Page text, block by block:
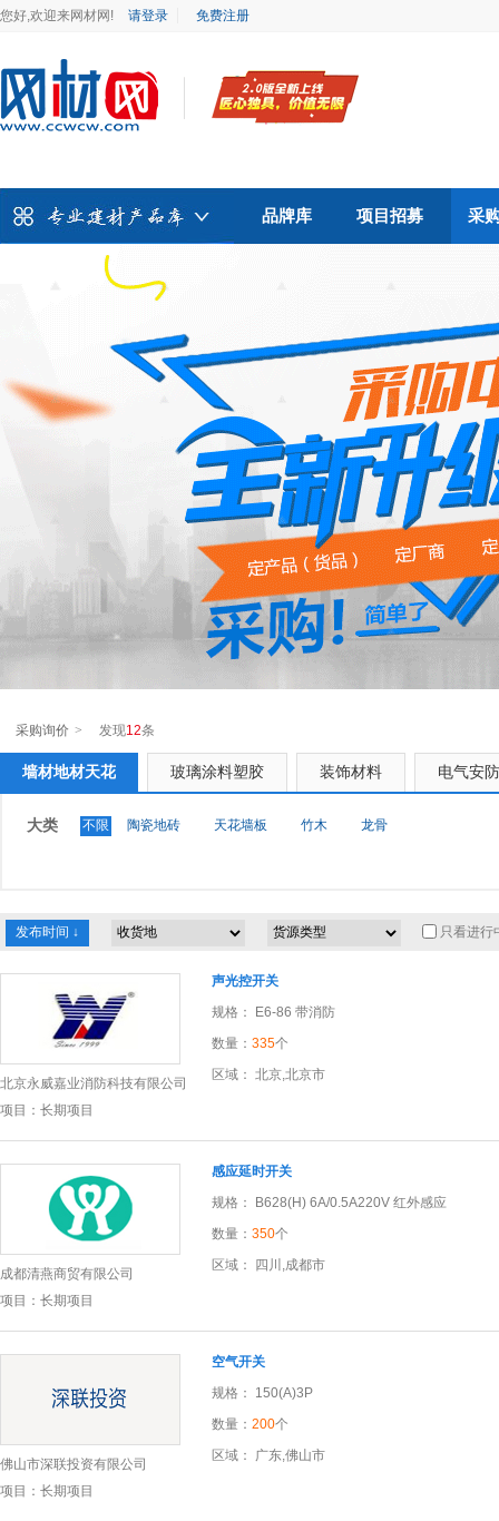
您好,欢迎来网材网! 请登录 免费注册
品牌库 项目招募 采
采购询价 > 发现12条
墙材地材天花 玻璃涂料塑胶 装饰材料 电气安
大类 不限 陶瓷地砖 天花墙板 竹木 龙骨
只看进行
北京永威嘉业消防科技有限公司
项目：长期项目
声光控开关
规格： E6-86 带消防
数量： 335个
区域： 北京,北京市
成都清燕商贸有限公司
项目：长期项目
感应延时开关
规格： B628(H) 6A/0.5A220V 红外感应
数量： 350个
区域： 四川,成都市
佛山市深联投资有限公司
项目：长期项目
空气开关
规格： 150(A)3P
数量： 200个
区域： 广东,佛山市